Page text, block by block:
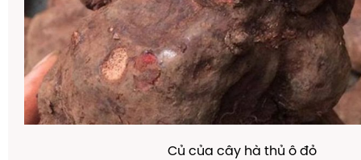
Củ của cây hà thủ ô đỏ